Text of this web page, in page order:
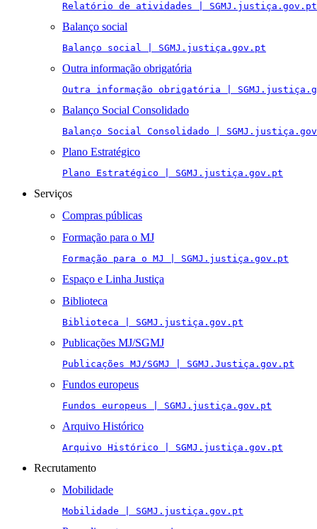
Relatório de atividades | SGMJ.justiça.gov.pt
Balanço social
Balanço social | SGMJ.justiça.gov.pt
Outra informação obrigatória
Outra informação obrigatória |
Balanço Social Consolidado
Balanço Social Consolidado |
Plano Estratégico
Plano Estratégico | SGMJ.justiça.gov.pt
Serviços
Compras públicas
Formação para o MJ
Formação para o MJ | SGMJ.justiça.gov.pt
Espaço e Linha Justiça
Biblioteca
Biblioteca | SGMJ.justiça.gov.pt
Publicações MJ/SGMJ
Publicações MJ/SGMJ | SGMJ.Justiça.gov.pt
Fundos europeus
Fundos europeus | SGMJ.justiça.gov.pt
Arquivo Histórico
Arquivo Histórico | SGMJ.justiça.gov.pt
Recrutamento
Mobilidade
Mobilidade | SGMJ.justiça.gov.pt